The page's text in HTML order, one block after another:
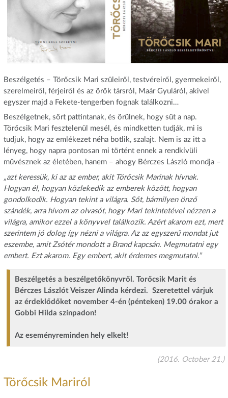
Beszélgetés – Törőcsik Mari szüleiről, testvéreiről, gyermekeiről,
szerelmeiről, férjeiről és az örök társról, Maár Gyuláról, akivel
egyszer majd a Fekete-tengerben fognak találkozni…
Beszélgetnek, sört pattintanak, és örülnek, hogy süt a nap.
Törőcsik Mari fesztelenül mesél, és mindketten tudják, mi is
tudjuk, hogy az emlékezet néha botlik, szalajt. Nem is az itt a
lényeg, hogy napra pontosan mi történt ennek a rendkívüli
művésznek az életében, hanem – ahogy Bérczes László mondja –
„azt keressük, ki az az ember, akit Törőcsik Marinak hívnak.
Hogyan él, hogyan közlekedik az emberek között, hogyan
gondolkodik. Hogyan tekint a világra. Sőt, bármilyen önző
szándék, arra hívom az olvasót, hogy Mari tekintetével nézzen a
világra, amikor ezzel a könyvvel találkozik. Azért akarom ezt, mert
szerintem jó dolog így nézni a világra. Az az egyszerű mondat jut
eszembe, amit Zsótér mondott a Brand kapcsán. Megmutatni egy
embert. Ezt akarom. Egy embert, akit érdemes megmutatni.”
Beszélgetés a beszélgetőkönyvről. Torőcsik Marit és
Bérczes Lászlót Veiszer Alinda kérdezi. Szeretettel várjuk
az érdeklődőket november 4-én (pénteken) 19.00 órakor a
Gobbi Hilda színpadon!
Az eseményreminden hely elkelt!
(2016. October 21.)
Törőcsik Mariról